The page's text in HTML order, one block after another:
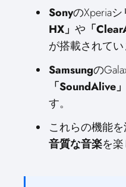
SonyのXperiaシ
HX」 や 「
が搭載されてい
Samsungの
「SoundAlive」
す。
これらの機能
音質な音楽を